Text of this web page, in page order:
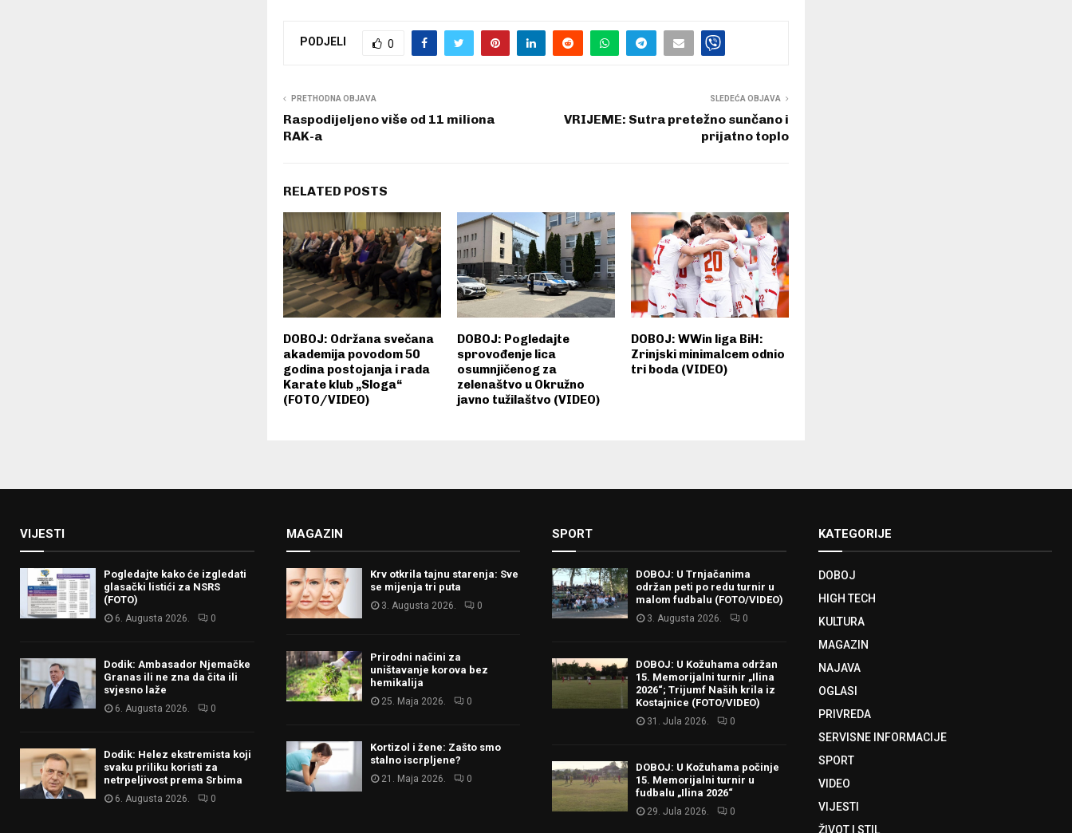
PODJELI 0
PRETHODNA OBJAVA
Raspodijeljeno više od 11 miliona
RAK-a
SLEDEĆA OBJAVA
VRIJEME: Sutra pretežno sunčano i
prijatno toplo
RELATED POSTS
DOBOJ: Održana svečana
akademija povodom 50
godina postojanja i rada
Karate klub „Sloga“
(FOTO/VIDEO)
DOBOJ: Pogledajte
sprovođenje lica
osumnjičenog za
zelenaštvo u Okružno
javno tužilaštvo (VIDEO)
DOBOJ: WWin liga BiH:
Zrinjski minimalcem odnio
tri boda (VIDEO)
VIJESTI
Pogledajte kako će izgledati
glasački listići za NSRS
(FOTO)
6. Augusta 2026. 0
Dodik: Ambasador Njemačke
Granas ili ne zna da čita ili
svjesno laže
6. Augusta 2026. 0
Dodik: Helez ekstremista koji
svaku priliku koristi za
netrpeljivost prema Srbima
6. Augusta 2026. 0
MAGAZIN
Krv otkrila tajnu starenja: Sve
se mijenja tri puta
3. Augusta 2026. 0
Prirodni načini za
uništavanje korova bez
hemikalija
25. Maja 2026. 0
Kortizol i žene: Zašto smo
stalno iscrpljene?
21. Maja 2026. 0
SPORT
DOBOJ: U Trnjačanima
održan peti po redu turnir u
malom fudbalu (FOTO/VIDEO)
3. Augusta 2026. 0
DOBOJ: U Kožuhama održan
15. Memorijalni turnir „Ilina
2026“; Trijumf Naših krila iz
Kostajnice (FOTO/VIDEO)
31. Jula 2026. 0
DOBOJ: U Kožuhama počinje
15. Memorijalni turnir u
fudbalu „Ilina 2026“
29. Jula 2026. 0
KATEGORIJE
DOBOJ
HIGH TECH
KULTURA
MAGAZIN
NAJAVA
OGLASI
PRIVREDA
SERVISNE INFORMACIJE
SPORT
VIDEO
VIJESTI
ŽIVOT I STIL